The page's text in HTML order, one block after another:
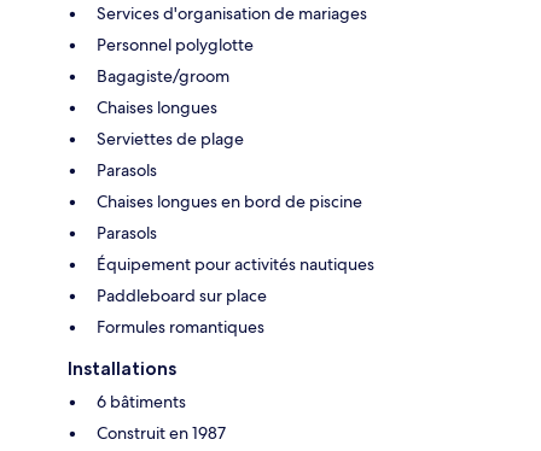
Services d'organisation de mariages
Personnel polyglotte
Bagagiste/groom
Chaises longues
Serviettes de plage
Parasols
Chaises longues en bord de piscine
Parasols
Équipement pour activités nautiques
Paddleboard sur place
Formules romantiques
Installations
6 bâtiments
Construit en 1987